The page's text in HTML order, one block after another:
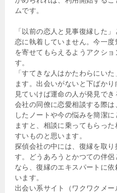
ムです。
「以前の恋人と見事復縁した
恋に執着していません。今一
を寄せてもらえるようアクシ
す。
「すてきな人はかたわらにい
ます。出会いがないと下ばか
見ていけば運命の人が発見でき
会社の同僚に恋愛相談する際
したノートや今の悩みを簡潔
ますと、相談に乗ってもらっ
すいものと思います。
探偵会社の中には、復縁を取
す。どうあろうとかつての伴
なら、復縁のエキスパートに
います。
出会い系サイト（ワクワクメ